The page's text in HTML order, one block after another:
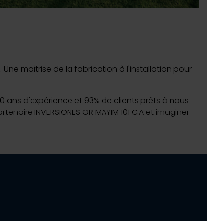
Une maîtrise de la fabrication à l'installation pour
ans d'expérience et 93% de clients prêts à nous
INVERSIONES OR MAYIM 101 C.A et imaginer